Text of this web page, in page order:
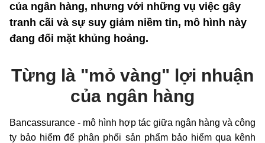
của ngân hàng, nhưng với những vụ việc gây
tranh cãi và sự suy giảm niềm tin, mô hình này
đang đối mặt khủng hoảng.
Từng là "mỏ vàng" lợi nhuận
của ngân hàng
Bancassurance - mô hình hợp tác giữa ngân hàng và công
ty bảo hiểm để phân phối sản phẩm bảo hiểm qua kênh